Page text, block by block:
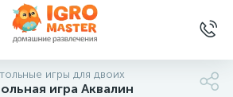
игры для двоих
игра Аквалин